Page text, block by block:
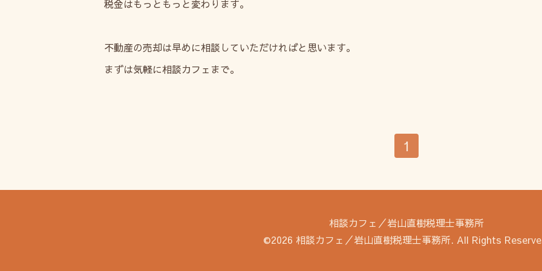
税金はもっともっと変わります。
不動産の売却は早めに相談していただければと思います。
まずは気軽に相談カフェまで。
1
相談カフェ／岩山直樹税理士事務所
©2026 相談カフェ／岩山直樹税理士事務所. All Rights